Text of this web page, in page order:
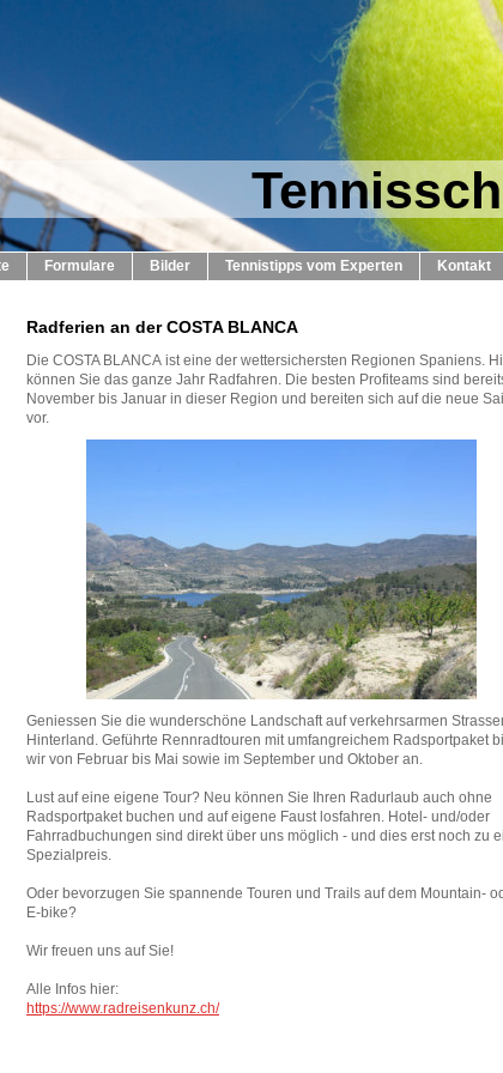
Formulare Bilder Tennistipps vom Experten Kontakt
Radferien an der COSTA BLANCA
Die COSTA BLANCA ist eine der wettersichersten Regionen Spaniens.
können Sie das ganze Jahr Radfahren. Die besten Profiteams sind
November bis Januar in dieser Region und bereiten sich auf die neue
vor.
Geniessen Sie die wunderschöne Landschaft auf verkehrsarmen
Hinterland. Geführte Rennradtouren mit umfangreichem Radsportpaket
wir von Februar bis Mai sowie im September und Oktober an.
Lust auf eine eigene Tour? Neu können Sie Ihren Radurlaub auch ohne
Radsportpaket buchen und auf eigene Faust losfahren. Hotel- und/oder
Fahrradbuchungen sind direkt über uns möglich - und dies erst noch zu
Spezialpreis.
Oder bevorzugen Sie spannende Touren und Trails auf dem Mountain-
E-bike?
Wir freuen uns auf Sie!
Alle Infos hier:
https://www.radreisenkunz.ch/